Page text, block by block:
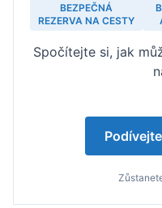
BEZPEČNÁ
REZERVA NA CESTY
Spočítejte si, jak